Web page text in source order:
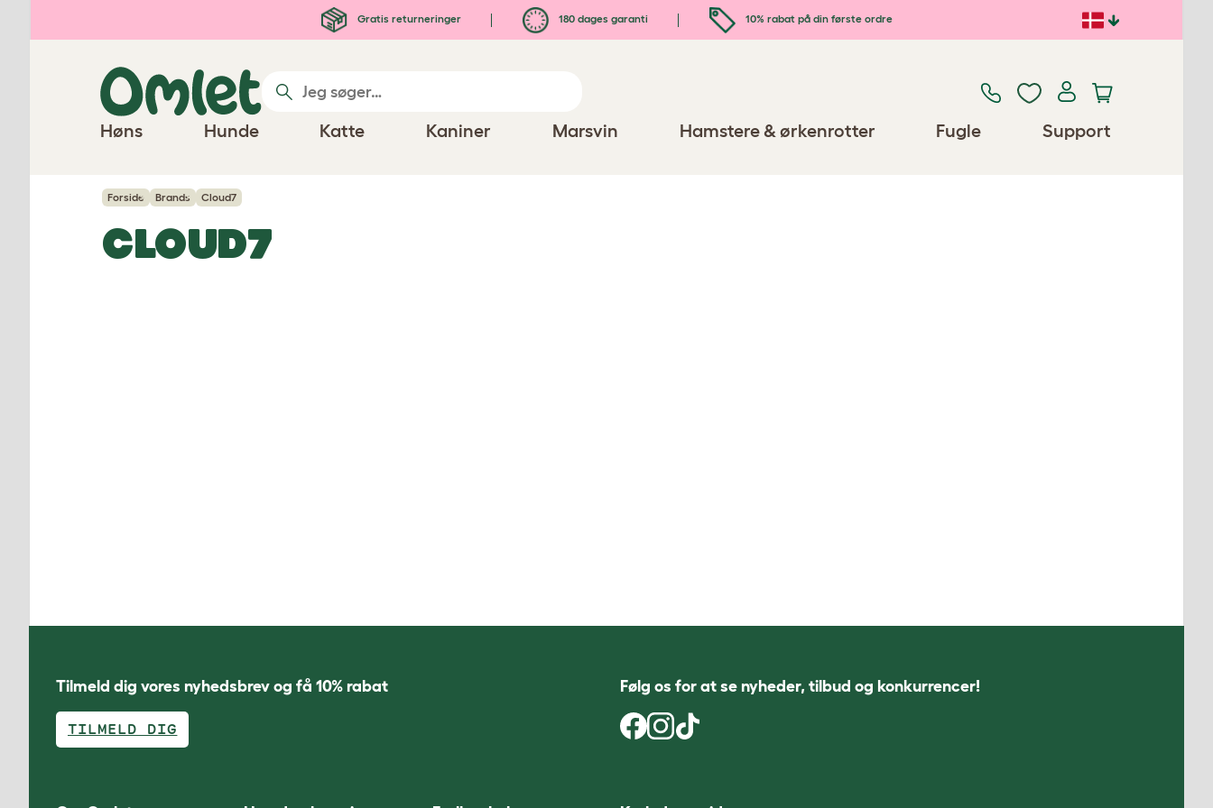
Gratis returneringer 180 dages garanti 10% rabat på din første ordre
Høns Hunde Katte Kaniner Marsvin Hamstere & ørkenrotter Fugle Support
Forside Brands Cloud7
CLOUD7
Tilmeld dig vores nyhedsbrev og få 10% rabat
TILMELD DIG
Følg os for at se nyheder, tilbud og konkurrencer!